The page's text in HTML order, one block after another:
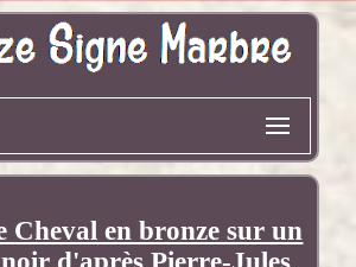
Cheval en bronze sur un